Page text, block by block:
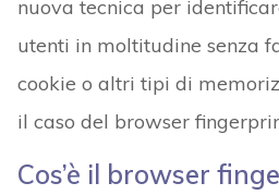
nuova tecnica per
utenti in moltitudine senza
cookie o altri tipi di
il caso del browser
Cos’è il browser